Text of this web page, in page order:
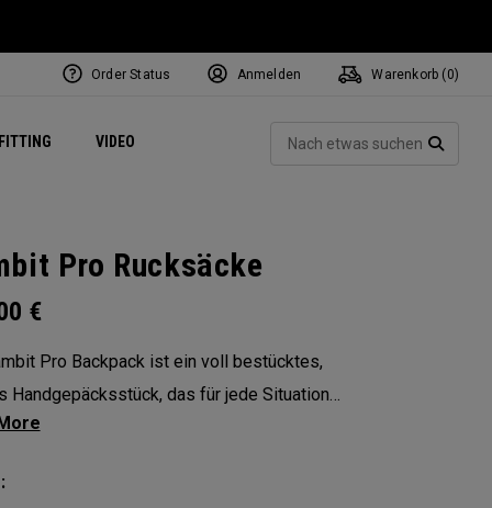
VIDEO Exclusive Mavrik Complete Sets
Exklusiv - Golfbälle
Women's Golf Balls
Exklusiv - Zubehör
Regional Performance Centers
Order Status Anmelden Warenkorb ( 0)
Pro Rucksäcke
€
Pro Backpack ist ein voll bestücktes,
Handgepäcksstück, das für jede Situation
Strategisch angeordnete Fächer und